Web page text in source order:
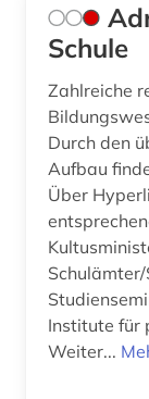
Schule
Zahlreiche
Durch den
Aufbau
Über
Institute für
Weiter...